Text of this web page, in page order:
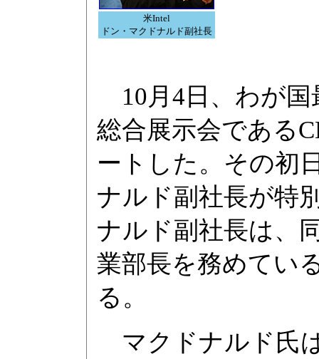
米Intel
ドン・マクドナルド副社長
10月4日、わが国
総合展示会である
ートした。その初
ナルド副社長が特
ナルド副社長は、
業部長を務めてい
る。
マクドナルド氏